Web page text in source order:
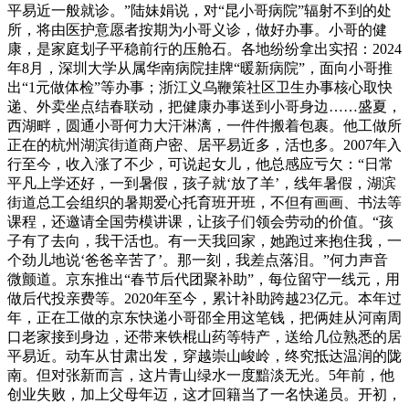
平易近一般就诊。”陆妹娟说，对“昆小哥病院”辐射不到的处
所，将由医护意愿者按期为小哥义诊，做好办事。小哥的健
康，是家庭划子平稳前行的压舱石。各地纷纷拿出实招：2024
年8月，深圳大学从属华南病院挂牌“暖新病院”，面向小哥推
出“1元做体检”等办事；浙江义乌鞭策社区卫生办事核心取快
递、外卖坐点结春联动，把健康办事送到小哥身边……盛夏，
西湖畔，圆通小哥何力大汗淋漓，一件件搬着包裹。他工做所
正在的杭州湖滨街道商户密、居平易近多，活也多。2007年入
行至今，收入涨了不少，可说起女儿，他总感应亏欠：“日常
平凡上学还好，一到暑假，孩子就‘放了羊’，线年暑假，湖滨
街道总工会组织的暑期爱心托育班开班，不但有画画、书法等
课程，还邀请全国劳模讲课，让孩子们领会劳动的价值。“孩
子有了去向，我干活也。有一天我回家，她跑过来抱住我，一
个劲儿地说‘爸爸辛苦了’。那一刻，我差点落泪。”何力声音
微颤道。京东推出“春节后代团聚补助”，每位留守一线元，用
做后代投亲费等。2020年至今，累计补助跨越23亿元。本年过
年，正在工做的京东快递小哥邵全用这笔钱，把俩娃从河南周
口老家接到身边，还带来铁棍山药等特产，送给几位熟悉的居
平易近。动车从甘肃出发，穿越崇山峻岭，终究抵达温润的陇
南。但对张新而言，这片青山绿水一度黯淡无光。5年前，他
创业失败，加上父母年迈，这才回籍当了一名快递员。开初，